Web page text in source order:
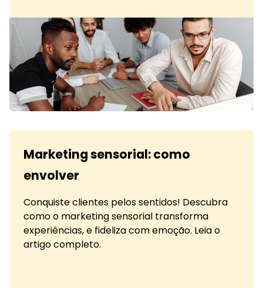
Marketing sensorial: como
envolver
Conquiste clientes pelos sentidos! Descubra
como o marketing sensorial transforma
experiências, e fideliza com emoção. Leia o
artigo completo.